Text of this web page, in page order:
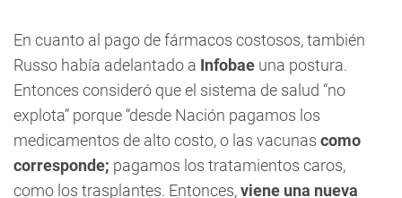
En cuanto al pago de fármacos costosos, también
Russo había adelantado a Infobae una postura.
Entonces consideró que el sistema de salud “no
explota” porque “desde Nación pagamos los
medicamentos de alto costo, o las vacunas como
corresponde; pagamos los tratamientos caros,
como los trasplantes. Entonces,viene una nueva